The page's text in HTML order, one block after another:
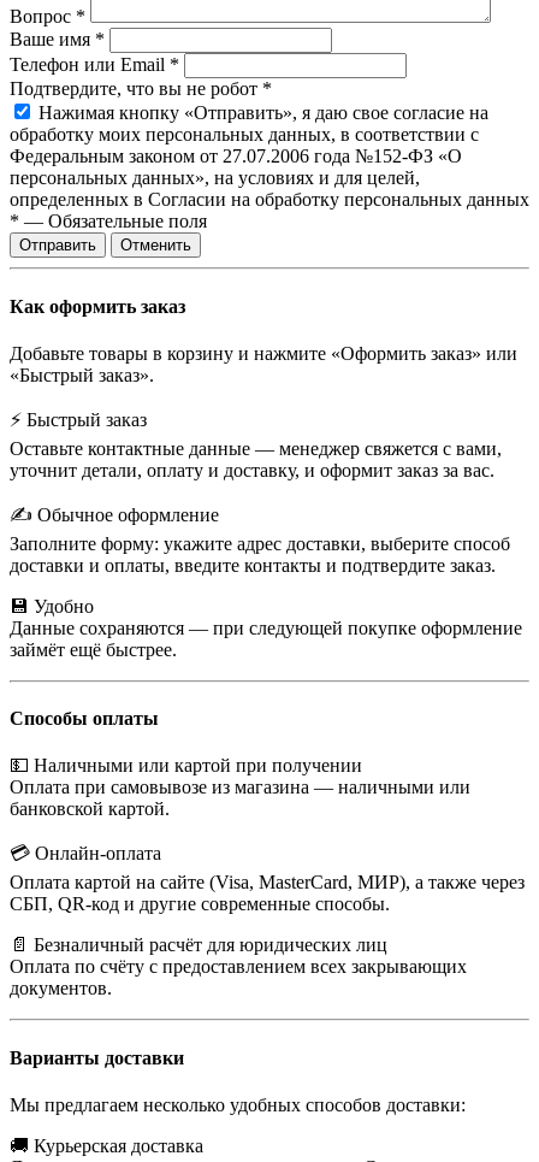
Вопрос *
Ваше имя *
Телефон или Email *
Подтвердите, что вы не робот *
Нажимая кнопку «Отправить», я даю свое согласие на
обработку моих персональных данных, в соответствии с
Федеральным законом от 27.07.2006 года №152-ФЗ «О
персональных данных», на условиях и для целей,
определенных в Согласии на обработку персональных данных
* — Обязательные поля
Отправить Отменить
Как оформить заказ
Добавьте товары в корзину и нажмите «Оформить заказ» или
«Быстрый заказ».
⚡ Быстрый заказ
Оставьте контактные данные — менеджер свяжется с вами,
уточнит детали, оплату и доставку, и оформит заказ за вас.
✍️ Обычное оформление
Заполните форму: укажите адрес доставки, выберите способ
доставки и оплаты, введите контакты и подтвердите заказ.
💾 Удобно
Данные сохраняются — при следующей покупке оформление
займёт ещё быстрее.
Способы оплаты
💵 Наличными или картой при получении
Оплата при самовывозе из магазина — наличными или
банковской картой.
💳 Онлайн-оплата
Оплата картой на сайте (Visa, MasterCard, МИР), а также через
СБП, QR-код и другие современные способы.
📄 Безналичный расчёт для юридических лиц
Оплата по счёту с предоставлением всех закрывающих
документов.
Варианты доставки
Мы предлагаем несколько удобных способов доставки:
🚚 Курьерская доставка